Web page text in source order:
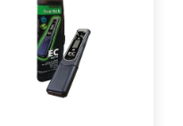
výkonný.